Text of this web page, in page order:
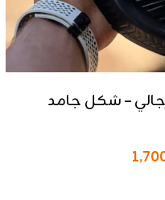
– شكل جامد